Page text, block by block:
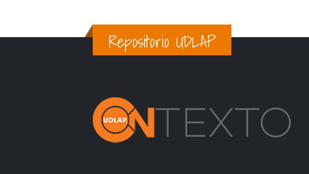
Repositorio UDLAP